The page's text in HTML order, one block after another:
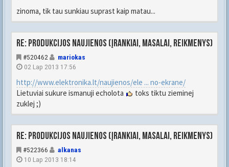
zinoma, tik tau sunkiau suprast kaip matau...
Re: Produkcijos naujienos (įrankiai, masalai, reikmenys)
#520462
mariokas
02 Lap 2013 17:56
http://www.elektronika.lt/naujienos/ele ... no-ekrane/
Lietuviai sukure ismanuji echolota
toks tiktu zieminej
zuklej ;)
Re: Produkcijos naujienos (įrankiai, masalai, reikmenys)
#522366
alkanas
10 Lap 2013 18:14